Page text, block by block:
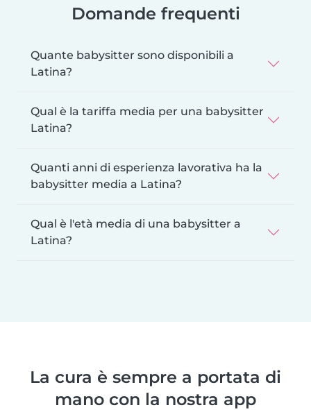
Domande frequenti
Quante babysitter sono disponibili a
Latina?
Qual è la tariffa media per una babysitter
Latina?
Quanti anni di esperienza lavorativa ha la
babysitter media a Latina?
Qual è l'età media di una babysitter a
Latina?
La cura è sempre a portata di
mano con la nostra app